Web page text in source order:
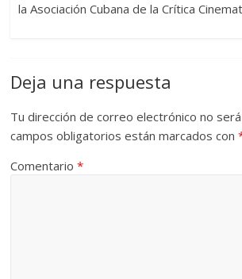
la Asociación Cubana de la Crítica
Deja una respuesta
Tu dirección de correo electrónico no será
campos obligatorios están marcados con
Comentario*